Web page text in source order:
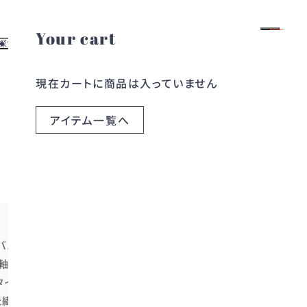
す お役立ち情報 ログイン
Your cart
現在カートに商品は入っていません
アイテム一覧へ
よくある質問
お問い合わせ
ブログ
・ベイルートで設立されたブランドです。
、独自の世界観を展開しています。
ルブランドへと進化しました。
なクラフトが息づいています。